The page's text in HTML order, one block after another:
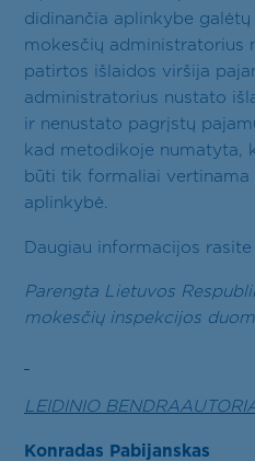
didinančia aplinkybe
mokesčių administratorius
patirtos išlaidos viršija
administratorius nustato
ir nenustato pagrįstų
kad metodikoje numatyta,
būti tik formaliai vertinama
aplinkybė.
Daugiau informacijos rasite
Parengta Lietuvos
mokesčių inspekcijos
LEIDINIO
Konradas Pabijanskas